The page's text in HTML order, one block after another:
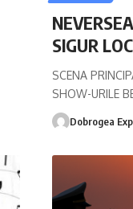
SIGUR
SCENA
SHOW-URILE
Dobrogea